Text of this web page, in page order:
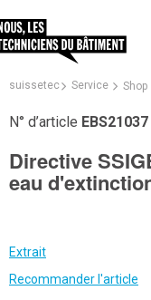
suissetec Service Shop
N° d’article EBS21037
Directive
eau
Extrait
Recommander l'article